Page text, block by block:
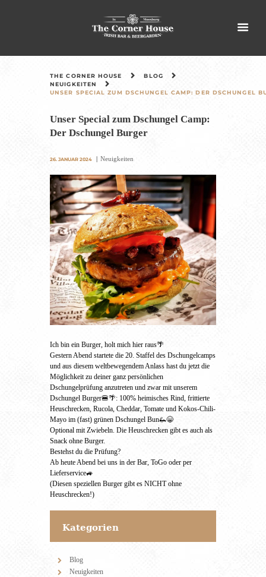
THE CORNER HOUSE
BLOG
NEUIGKEITEN
UNSER SPECIAL ZUM DSCHUNGEL CAMP: DER DSCHUNGEL
Unser Special zum Dschungel Camp:
Der Dschungel Burger
26. JANUAR 2024 Neuigkeiten
Ich bin ein Burger, holt mich hier raus🌴
Gestern Abend startete die 20. Staffel des Dschungelcamps
und aus diesem weltbewegendem Anlass hast du jetzt die
Möglichkeit zu deiner ganz persönlichen
Dschungelprüfung anzutreten und zwar mit unserem
Dschungel Burger🍔🌴: 100% heimisches Rind, frittierte
Heuschrecken, Rucola, Cheddar, Tomate und Kokos-Chili-
Mayo im (fast) grünen Dschungel Bun🦗😁
Optional mit Zwiebeln. Die Heuschrecken gibt es auch als
Snack ohne Burger.
Bestehst du die Prüfung?
Ab heute Abend bei uns in der Bar, ToGo oder per
Lieferservice🚙
(Diesen speziellen Burger gibt es NICHT ohne
Heuschrecken!)
Kategorien
Blog
Neuigkeiten